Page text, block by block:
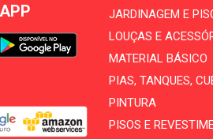
JARDINAGEM E
LOUÇAS E
MATERIAL BÁSICO
PIAS, TANQUES,
PINTURA
PISOS E